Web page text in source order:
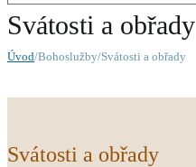
Svátosti a obřady
Úvod/Bohoslužby/Svátosti a obřady
Svátosti a obřady